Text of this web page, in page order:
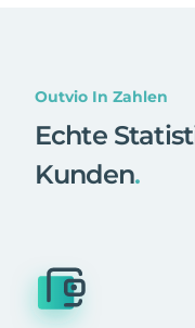
Outvio In Zahlen
Echte
Kunden.